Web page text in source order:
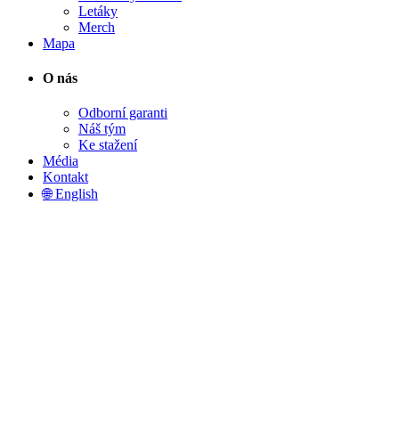
Letáky
Merch
Mapa
O nás
Odborní garanti
Náš tým
Ke stažení
Média
Kontakt
🌐 English